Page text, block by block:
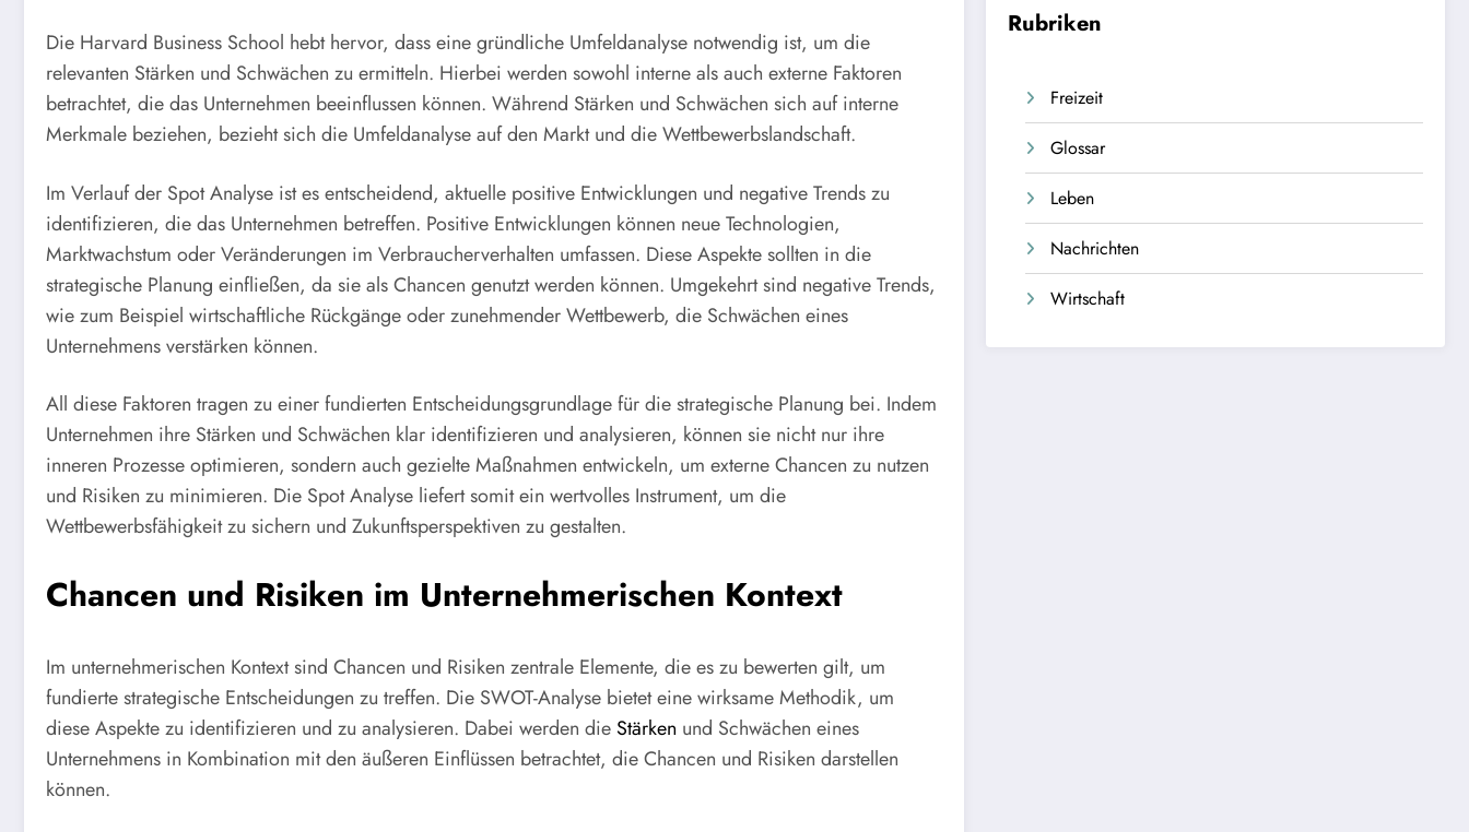
Die Harvard Business School hebt hervor, dass eine gründliche Umfeldanalyse notwendig ist, um die
relevanten Stärken und Schwächen zu ermitteln. Hierbei werden sowohl interne als auch externe Faktoren
betrachtet, die das Unternehmen beeinflussen können. Während Stärken und Schwächen sich auf interne
Merkmale beziehen, bezieht sich die Umfeldanalyse auf den Markt und die Wettbewerbslandschaft.
Im Verlauf der Spot Analyse ist es entscheidend, aktuelle positive Entwicklungen und negative Trends zu
identifizieren, die das Unternehmen betreffen. Positive Entwicklungen können neue Technologien,
Marktwachstum oder Veränderungen im Verbraucherverhalten umfassen. Diese Aspekte sollten in die
strategische Planung einfließen, da sie als Chancen genutzt werden können. Umgekehrt sind negative Trends,
wie zum Beispiel wirtschaftliche Rückgänge oder zunehmender Wettbewerb, die Schwächen eines
Unternehmens verstärken können.
All diese Faktoren tragen zu einer fundierten Entscheidungsgrundlage für die strategische Planung bei. Indem
Unternehmen ihre Stärken und Schwächen klar identifizieren und analysieren, können sie nicht nur ihre
inneren Prozesse optimieren, sondern auch gezielte Maßnahmen entwickeln, um externe Chancen zu nutzen
und Risiken zu minimieren. Die Spot Analyse liefert somit ein wertvolles Instrument, um die
Wettbewerbsfähigkeit zu sichern und Zukunftsperspektiven zu gestalten.
Chancen und Risiken im Unternehmerischen Kontext
Im unternehmerischen Kontext sind Chancen und Risiken zentrale Elemente, die es zu bewerten gilt, um
fundierte strategische Entscheidungen zu treffen. Die SWOT-Analyse bietet eine wirksame Methodik, um
diese Aspekte zu identifizieren und zu analysieren. Dabei werden die Stärken und Schwächen eines
Unternehmens in Kombination mit den äußeren Einflüssen betrachtet, die Chancen und Risiken darstellen
können.
Rubriken
Freizeit
Glossar
Leben
Nachrichten
Wirtschaft